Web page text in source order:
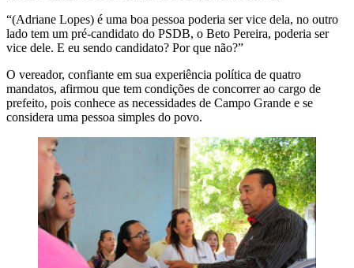
“(Adriane Lopes) é uma boa pessoa poderia ser vice dela, no outro
lado tem um pré-candidato do PSDB, o Beto Pereira, poderia ser
vice dele. E eu sendo candidato? Por que não?”
O vereador, confiante em sua experiência política de quatro
mandatos, afirmou que tem condições de concorrer ao cargo de
prefeito, pois conhece as necessidades de Campo Grande e se
considera uma pessoa simples do povo.